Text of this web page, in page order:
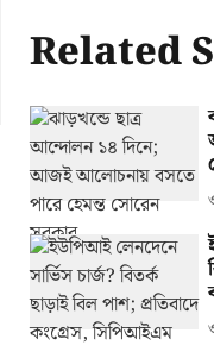
Related